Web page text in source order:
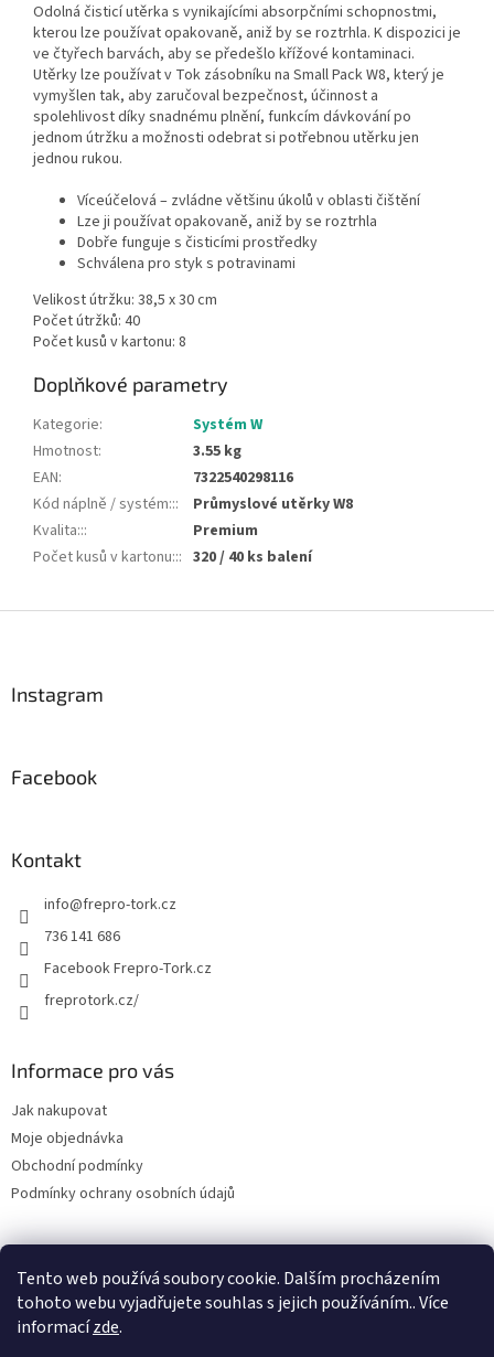
Tento web používá soubory cookie. Dalším procházením
tohoto webu vyjadřujete souhlas s jejich používáním.. Více
informacízde.
Odolná čisticí utěrka s vynikajícími absorpčními schopnostmi,
kterou lze používat opakovaně, aniž by se roztrhla. K dispozici je
ve čtyřech barvách, aby se předešlo křížové kontaminaci.
Utěrky lze používat v Tok zásobníku na Small Pack W8, který je
vymyšlen tak, aby zaručoval bezpečnost, účinnost a
spolehlivost díky snadnému plnění, funkcím dávkování po
jednom útržku a možnosti odebrat si potřebnou utěrku jen
jednou rukou.
Víceúčelová – zvládne většinu úkolů v oblasti čištění
Lze ji používat opakovaně, aniž by se roztrhla
Dobře funguje s čisticími prostředky
Schválena pro styk s potravinami
Velikost útržku: 38,5 x 30 cm
Počet útržků: 40
Počet kusů v kartonu: 8
Doplňkové parametry
Kategorie:
Systém W
Hmotnost:
3.55 kg
EAN:
7322540298116
Kód náplně / systém:::
Průmyslové utěrky W8
Kvalita:::
Premium
Počet kusů v kartonu::: 320 / 40 ks balení
Instagram
Facebook
Kontakt
info@frepro-tork.cz
736 141 686
Facebook Frepro-Tork.cz
freprotork.cz/
Informace pro vás
Jak nakupovat
Moje objednávka
Obchodní podmínky
Podmínky ochrany osobních údajů
Facebook FREPRO-TORK.CZ Instagram FREPRO-TORK.cz